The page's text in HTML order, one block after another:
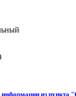
информации из пункта